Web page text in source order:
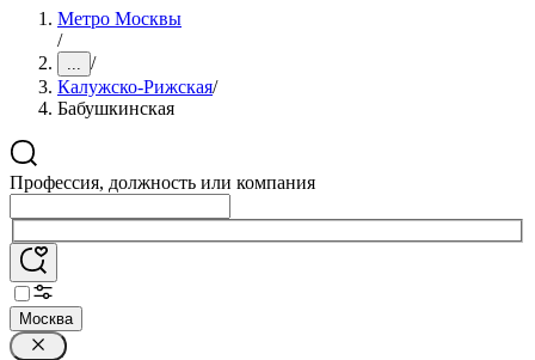
Метро Москвы
/
... /
Калужско-Рижская/
Бабушкинская
Профессия, должность или компания
Москва